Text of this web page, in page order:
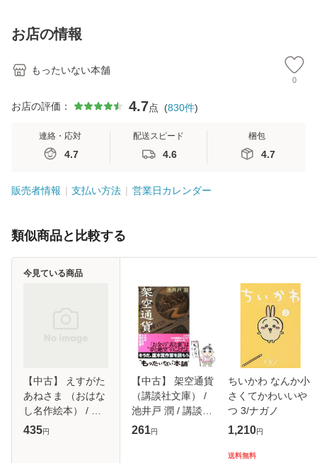
恵 藤本幸三 / 南江
堂 [単行
お店の情報
もったいない本舗
0
お店の評価： 4.7点 (830件)
連絡・応対
4.7
配送スピード
4.6
梱包
4.7
販売者情報 支払い方法 営業日カレンダー
類似商品と比較する
【中古】 えすがた
あねさま （おはな
し名作絵本） / 大
川 悦生、 梅田 俊
435円
今見ている商品
【中古】 架空通貨
（講談社文庫） /
池井戸 潤 / 講談社
[文庫]【メール便送
261円
ちいかわ なんか小
さくてかわいいや
つ 3/ナガノ
1,210円
送料無料